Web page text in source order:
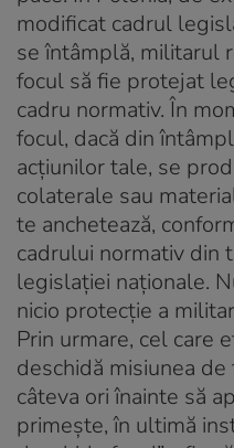
modificat cadrul
se întâmplă, militarul
focul să fie protejat
cadru normativ. În
focul, dacă din
acțiunilor tale, se
colaterale sau
te anchetează,
cadrului normativ din
legislației naționale.
nicio protecție a
Prin urmare, cel care
deschidă misiunea
câteva ori înainte să
primește, în ultimă